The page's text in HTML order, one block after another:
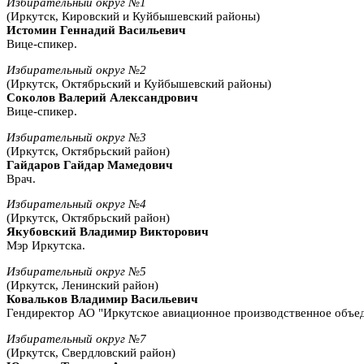
Избирательный округ №1
(Иркутск, Кировский и Куйбышевский районы)
Истомин Геннадий Васильевич
Вице-спикер.
Избирательный округ №2
(Иркутск, Октябрьский и Куйбышевский районы)
Соколов Валерий Александрович
Вице-спикер.
Избирательный округ №3
(Иркутск, Октябрьский район)
Гайдаров Гайдар Мамедович
Врач.
Избирательный округ №4
(Иркутск, Октябрьский район)
Якубовский Владимир Викторович
Мэр Иркутска.
Избирательный округ №5
(Иркутск, Ленинский район)
Ковальков Владимир Васильевич
Гендиректор АО "Иркутское авиационное производственное
Избирательный округ №7
(Иркутск, Свердловский район)